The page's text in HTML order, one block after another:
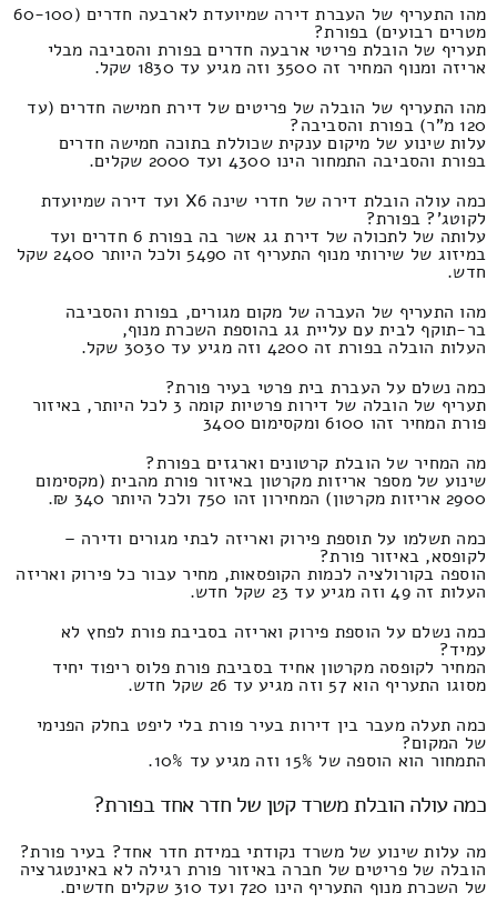
מהו התעריף של העברת דירה שמיועדת לארבעה חדרים (60-100
מטרים רבועים) בפורת?
תעריף של הובלת פריטי ארבעה חדרים בפורת והסביבה מבלי
אריזה ומנוף המחיר זה 3500 וזה מגיע עד 1830 שקל.
מהו התעריף של הובלה של פריטים של דירת חמישה חדרים (עד
120 מ"ר) בפורת והסביבה?
עלות שינוע של מיקום ענקית שכוללת בתוכה חמישה חדרים
בפורת והסביבה התמחור הינו 4300 ועד 2000 שקלים.
כמה עולה הובלת דירה של חדרי שינה X6 ועד דירה שמיועדת
לקוטג'? בפורת?
עלותה של לתכולה של דירת גג אשר בה בפורת 6 חדרים ועד
במיזוג של שירותי מנוף התעריף זה 5490 ולכל היותר 2400 שקל
חדש.
מהו התעריף של העברה של מקום מגורים, בפורת והסביבה
בר-תוקף לבית עם עליית גג בהוספת השכרת מנוף,
העלות הובלה בפורת זה 4200 וזה מגיע עד 3030 שקל.
כמה נשלם על העברת בית פרטי בעיר פורת?
תעריף של הובלה של דירות פרטיות קומה 3 לכל היותר, באיזור
פורת המחיר זהו 6100 ומקסימום 3400
מה המחיר של הובלת קרטונים וארגזים בפורת?
שינוע של מספר אריזות מקרטון באיזור פורת מהבית (מקסימום
2900 אריזות מקרטון) המחירון זהו 750 ולכל היותר 340 ₪.
כמה תשלמו על תוספת פירוק ואריזה לבתי מגורים ודירה –
לקופסא, באיזור פורת?
הוספה בקורולציה לכמות הקופסאות, מחיר עבור כל פירוק ואריזה
העלות זה 49 וזה מגיע עד 23 שקל חדש.
כמה נשלם על הוספת פירוק ואריזה בסביבת פורת לפחץ לא
עמיד?
המחיר לקופסה מקרטון אחיד בסביבת פורת פלוס ריפוד יחיד
מסוגו התעריף הוא 57 וזה מגיע עד 26 שקל חדש.
כמה תעלה מעבר בין דירות בעיר פורת בלי ליפט בחלק הפנימי
של המקום?
התמחור הוא הוספה של 15% וזה מגיע עד 10%.
כמה עולה הובלת משרד קטן של חדר אחד בפורת?
מה עלות שינוע של משרד נקודתי במידת חדר אחד? בעיר פורת?
הובלה של פריטים של חברה באיזור פורת רגילה לא באינטגרציה
של השכרת מנוף התעריף הינו 720 ועד 310 שקלים חדשים.